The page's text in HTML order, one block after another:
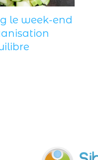
le week-end